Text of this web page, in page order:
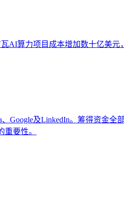
AI算力项目成本增加数十亿美元
Google及LinkedIn。筹得资金全
要性。